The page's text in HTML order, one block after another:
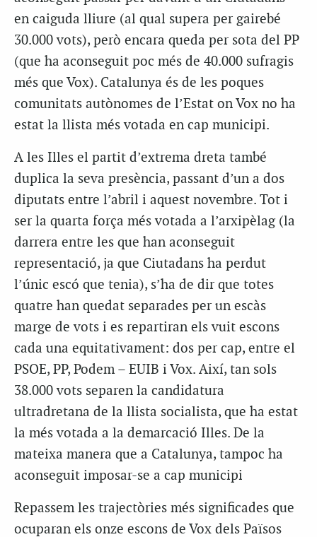
en caiguda lliure (al qual supera per gairebé
30.000 vots), però encara queda per sota del PP
(que ha aconseguit poc més de 40.000 sufragis
més que Vox). Catalunya és de les poques
comunitats autònomes de l’Estat on Vox no ha
estat la llista més votada en cap municipi.
A les Illes el partit d’extrema dreta també
duplica la seva presència, passant d’un a dos
diputats entre l’abril i aquest novembre. Tot i
ser la quarta força més votada a l’arxipèlag (la
darrera entre les que han aconseguit
representació, ja que Ciutadans ha perdut
l’únic escó que tenia), s’ha de dir que totes
quatre han quedat separades per un escàs
marge de vots i es repartiran els vuit escons
cada una equitativament: dos per cap, entre el
PSOE, PP, Podem – EUIB i Vox. Així, tan sols
38.000 vots separen la candidatura
ultradretana de la llista socialista, que ha estat
la més votada a la demarcació Illes. De la
mateixa manera que a Catalunya, tampoc ha
aconseguit imposar-se a cap municipi
Repassem les trajectòries més significades que
ocuparan els onze escons de Vox dels Països